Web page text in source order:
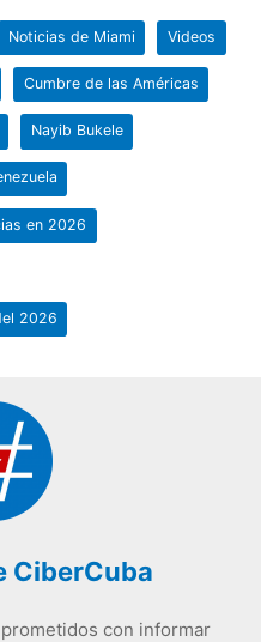
Noticias de Miami Videos
Cumbre de las Américas
Nayib Bukele
en 2026
2026
CiberCuba
con informar